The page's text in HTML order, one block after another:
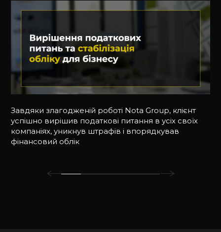
Завдяки злагодженій роботі Nota Group, клієнт
успішно вирішив податкові питання в усіх своїх
компаніях, уникнув штрафів і впорядкував
фінансовий облік